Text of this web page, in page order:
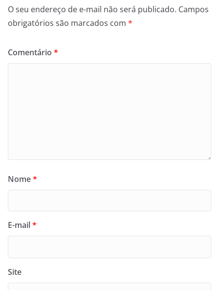
O seu endereço de e-mail não será publicado. Campos
obrigatórios são marcados com *
Comentário *
Nome*
E-mail*
Site